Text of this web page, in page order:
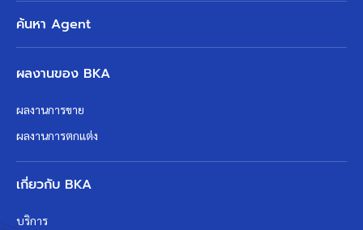
ค้นหา Agent
ผลงานของ BKA
ผลงานการขาย
ผลงานการตกแต่ง
เกี่ยวกับ BKA
บริการ